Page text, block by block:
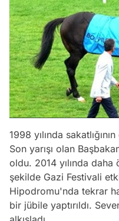
1998 yılında
Son yarışı olan
oldu. 2014 yılında
şekilde Gazi Festivali
Hipodromu'nda tekrar
bir jübile yaptırıldı.